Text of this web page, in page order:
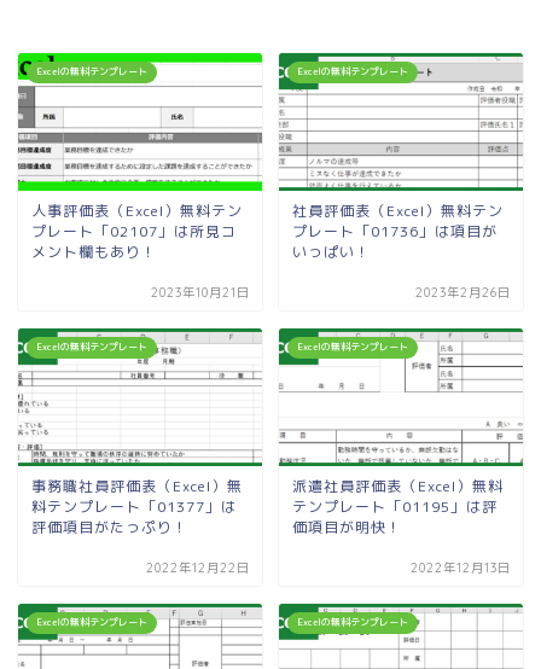
Excelの無料テンプレート
人事評価表（Excel）無料テン
プレート「02107」は所見コ
メント欄もあり！
2023年10月21日
Excelの無料テンプレート
社員評価表（Excel）無料テン
プレート「01736」は項目が
いっぱい！
2023年2月26日
Excelの無料テンプレート
事務職社員評価表（Excel）無
料テンプレート「01377」は
評価項目がたっぷり！
2022年12月22日
Excelの無料テンプレート
派遣社員評価表（Excel）無料
テンプレート「01195」は評
価項目が明快！
2022年12月13日
Excelの無料テンプレート Excelの無料テンプレート